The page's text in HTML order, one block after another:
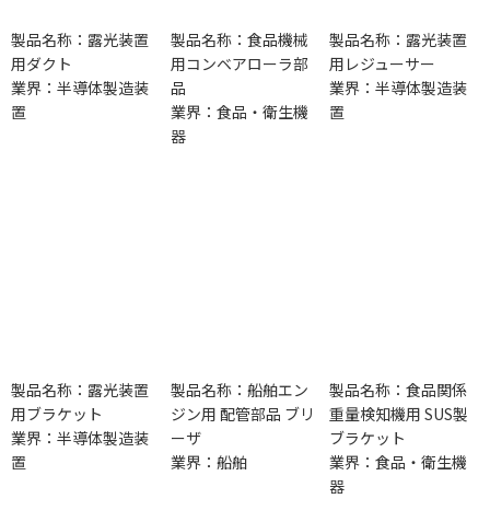
製品名称：露光装置
用ダクト
業界：半導体製造装
置
製品名称：食品機械
用コンベアローラ部
品
業界：食品・衛生機
器
製品名称：露光装置
用レジューサー
業界：半導体製造装
置
製品名称：露光装置
用ブラケット
業界：半導体製造装
置
製品名称：船舶エン
ジン用 配管部品 ブリ
ーザ
業界：船舶
製品名称：食品関係
重量検知機用 SUS製
ブラケット
業界：食品・衛生機
器